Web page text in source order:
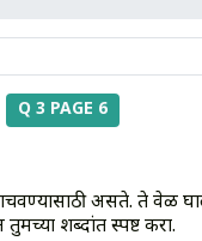
Q 3 PAGE 6
असते. ते वेळ
शब्दांत स्पष्ट करा.